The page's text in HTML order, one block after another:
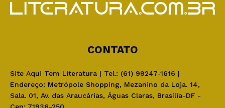
CONTATO
Site Aqui Tem Literatura | Tel.: (61) 99247-1616 |
Endereço: Metrópole Shopping, Mezanino da Loja. 14,
Sala. 01, Av. das Araucárias, Águas Claras, Brasília-DF -
Cep: 71936-250